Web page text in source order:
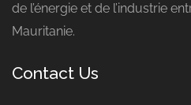
de l’énergie et de l’industrie
Mauritanie.
Contact Us